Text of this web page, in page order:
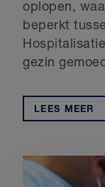
oplopen,
beperkt
gezin
LEES MEER